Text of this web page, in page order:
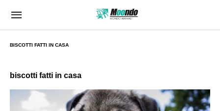
BISCOTTI FATTI IN CASA
biscotti fatti in casa